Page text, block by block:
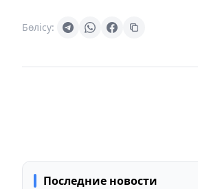
Бөлісу:
Последние новости